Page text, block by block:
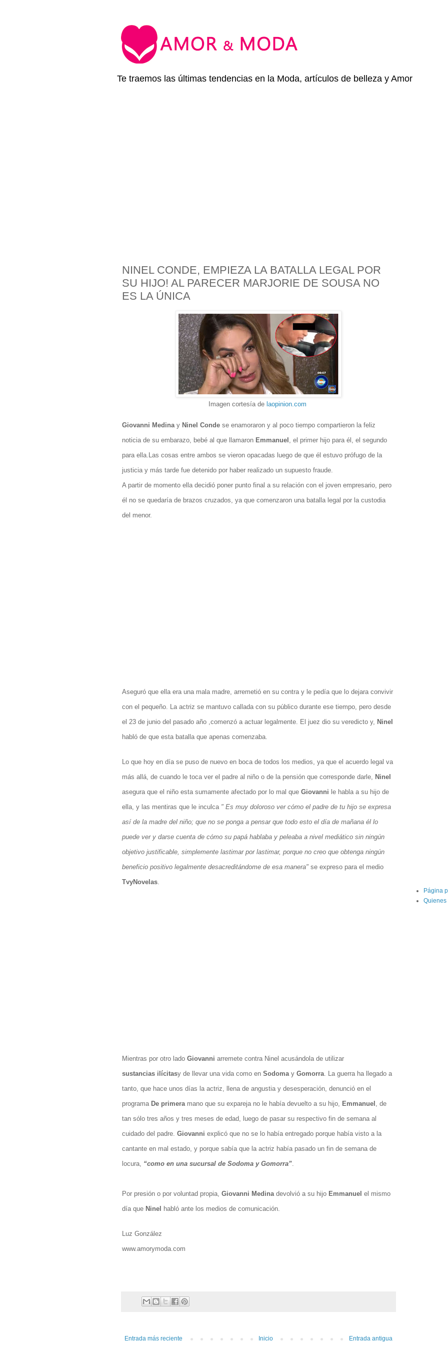
Te traemos las últimas tendencias en la Moda, artículos de belleza y Amor
NINEL CONDE, EMPIEZA LA BATALLA LEGAL POR
SU HIJO! AL PARECER MARJORIE DE SOUSA NO
ES LA ÚNICA
Imagen cortesía de laopinion.com
Giovanni Medina y Ninel Conde se enamoraron y al poco tiempo compartieron la feliz
noticia de su embarazo, bebé al que llamaron Emmanuel , el primer hijo para él, el segundo
para ella.Las cosas entre ambos se vieron opacadas luego de que él estuvo prófugo de la
justicia y más tarde fue detenido por haber realizado un supuesto fraude.
A partir de momento ella decidió poner punto final a su relación con el joven empresario, pero
él no se quedaría de brazos cruzados, ya que comenzaron una batalla legal por la custodia
del menor.
Aseguró que ella era una mala madre, arremetió en su contra y le pedía que lo dejara convivir
con el pequeño. La actriz se mantuvo callada con su público durante ese tiempo, pero desde
el 23 de junio del pasado año ,comenzó a actuar legalmente. El juez dio su veredicto y, Ninel
habló de que esta batalla que apenas comenzaba.
Lo que hoy en día se puso de nuevo en boca de todos los medios, ya que el acuerdo legal va
más allá, de cuando le toca ver el padre al niño o de la pensión que corresponde darle, Ninel
asegura que el niño esta sumamente afectado por lo mal que Giovanni le habla a su hijo de
ella, y las mentiras que le inculca " Es muy doloroso ver cómo el padre de tu hijo se expresa
así de la madre del niño; que no se ponga a pensar que todo esto el día de mañana él lo
puede ver y darse cuenta de cómo su papá hablaba y peleaba a nivel mediático sin ningún
objetivo justificable, simplemente lastimar por lastimar, porque no creo que obtenga ningún
beneficio positivo legalmente desacreditándome de esa manera" se expreso para el medio
TvyNovelas
Mientras por otro lado Giovanni arremete contra Ninel acusándola de utilizar
sustancias ilícitasy de llevar una vida como en Sodoma y Gomorra . La guerra ha llegado a
tanto, que hace unos días la actriz, llena de angustia y desesperación, denunció en el
programa De primera mano que su expareja no le había devuelto a su hijo, Emmanuel , de
tan sólo tres años y tres meses de edad, luego de pasar su respectivo fin de semana al
cuidado del padre. Giovanni explicó que no se lo había entregado porque había visto a la
cantante en mal estado, y porque sabía que la actriz había pasado un fin de semana de
locura, “como en una sucursal de Sodoma y Gomorra”
Por presión o por voluntad propia, Giovanni Medina devolvió a su hijo Emmanuel el mismo
día que Ninel habló ante los medios de comunicación.
Luz González
www.amorymoda.com
Entrada más reciente Entrada antigua
Inicio
Página
Quienes